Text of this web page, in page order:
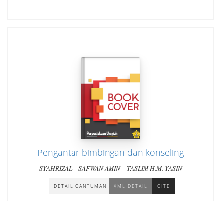
Pengantar bimbingan dan konseling
SYAHRIZAL- SAFWAN AMIN- TASLIM H.M. YASIN
DETAIL CANTUMAN XML DETAIL CITE